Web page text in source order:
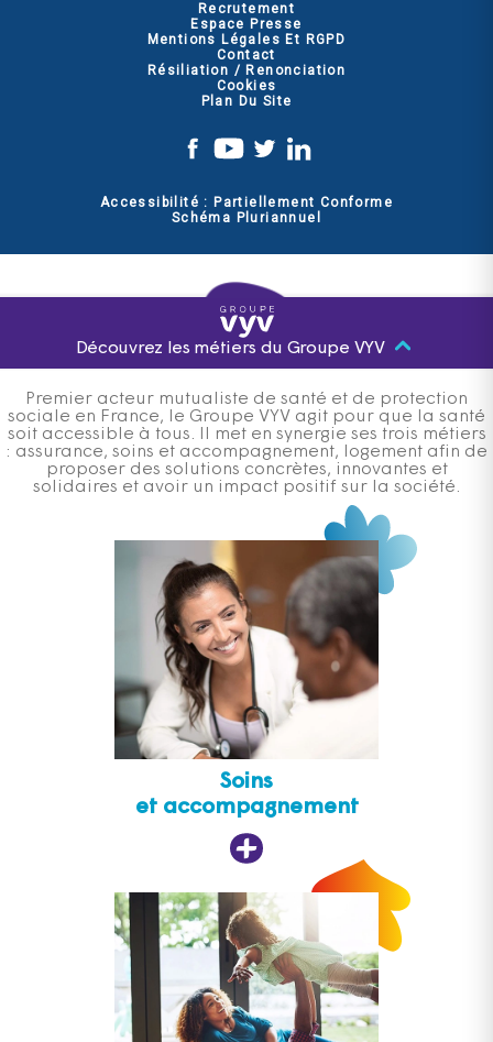
Recrutement
Espace Presse
Mentions Légales Et RGPD
Contact
Résiliation / Renonciation
Cookies
Plan Du Site
Accessibilité : Partiellement Conforme
Schéma Pluriannuel
Découvrez les métiers du Groupe VYV
Premier acteur mutualiste de santé et de protection
sociale en France, le Groupe VYV agit pour que la santé
soit accessible à tous. Il met en synergie ses trois métiers
: assurance, soins et accompagnement, logement afin de
proposer des solutions concrètes, innovantes et
solidaires et avoir un impact positif sur la société.
Soins
et accompagnement